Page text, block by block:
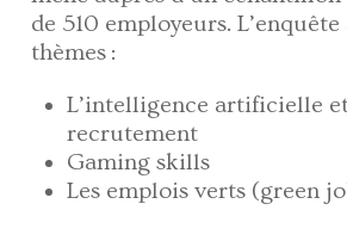
de 510 employeurs.
thèmes :
L’intelligence artificielle
recrutement
Gaming skills
Les emplois verts (green